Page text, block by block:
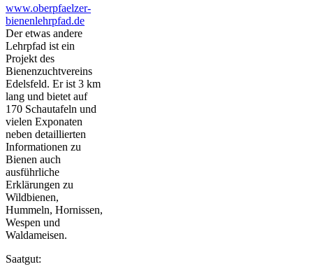
www.oberpfaelzer-
bienenlehrpfad.de
Der etwas andere
Lehrpfad ist ein
Projekt des
Bienenzuchtvereins
Edelsfeld. Er ist 3 km
lang und bietet auf
170 Schautafeln und
vielen Exponaten
neben detaillierten
Informationen zu
Bienen auch
ausführliche
Erklärungen zu
Wildbienen,
Hummeln, Hornissen,
Wespen und
Waldameisen.
Saatgut: